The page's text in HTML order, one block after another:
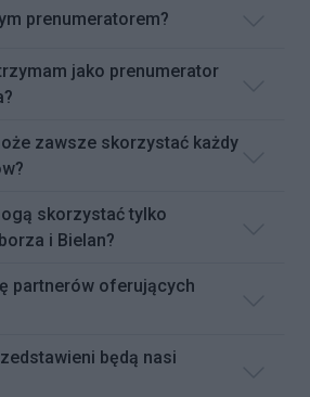
prenumeratorem?
jako prenumerator
zawsze skorzystać każdy
skorzystać tylko
i Bielan?
partnerów oferujących
będą nasi